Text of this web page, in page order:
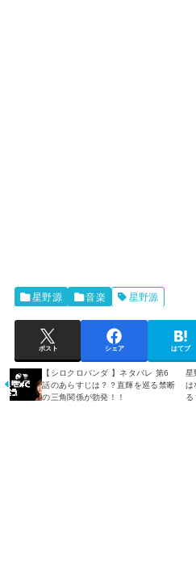
星野源 音楽 星野源
ポスト シェア はてブ
【シロクロパンダ 】ネタバレ 第6
話のあらすじは？？直輝を巡る禁断
の三角関係が勃発！！
星
は
る